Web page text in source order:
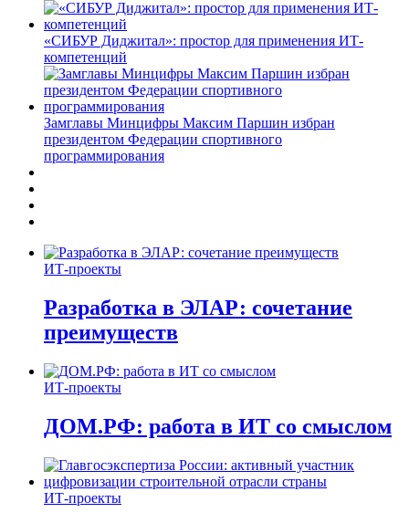
«СИБУР Диджитал»: простор для применения ИТ-
компетенций
Замглавы Минцифры Максим Паршин избран
президентом Федерации спортивного
программирования
ИТ-проекты
Разработка в ЭЛАР: сочетание
преимуществ
ИТ-проекты
ДОМ.РФ: работа в ИТ со смыслом
ИТ-проекты